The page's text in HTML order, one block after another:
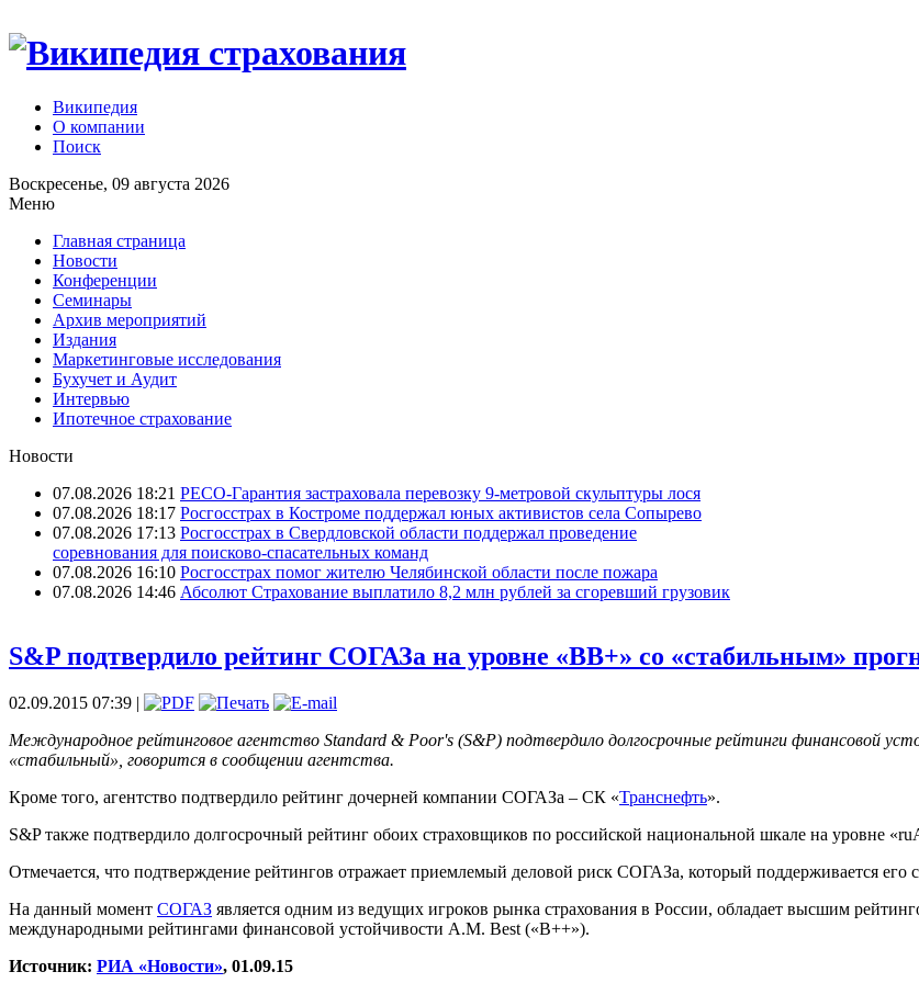
Википедия
О компании
Поиск
Воскресенье, 09 августа 2026
Меню
Главная страница
Новости
Конференции
Семинары
Архив мероприятий
Издания
Маркетинговые исследования
Бухучет и Аудит
Интервью
Ипотечное страхование
Новости
07.08.2026 18:21 РЕСО-Гарантия застраховала перевозку 9-метровой скульптуры лося
07.08.2026 18:17 Росгосстрах в Костроме поддержал юных активистов села Сопырево
07.08.2026 17:13 Росгосстрах в Свердловской области поддержал проведение
соревнования для поисково‑спасательных команд
07.08.2026 16:10 Росгосстрах помог жителю Челябинской области после пожара
07.08.2026 14:46 Абсолют Страхование выплатило 8,2 млн рублей за сгоревший грузовик
S&P подтвердило рейтинг СОГАЗа на уровне «BB+» cо «стабильным»
02.09.2015 07:39 |
Международное рейтинговое агентство Standard & Poor's (S&P) подтвердило долгосрочные рейтинги финансовой
«стабильный», говорится в сообщении агентства.
Кроме того, агентство подтвердило рейтинг дочерней компании СОГАЗа – СК «Транснефть».
S&P также подтвердило долгосрочный рейтинг обоих страховщиков по российской национальной шкале на уровне
Отмечается, что подтверждение рейтингов отражает приемлемый деловой риск СОГАЗа, который поддерживается
На данный момент СОГАЗ является одним из ведущих игроков рынка страхования в России, обладает высшим
международными рейтингами финансовой устойчивости A.M. Best («B++»).
Источник: РИА «Новости», 01.09.15